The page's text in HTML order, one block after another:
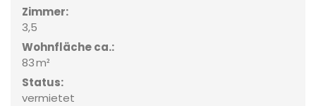
Zimmer:
3,5
Wohnfläche ca.:
83 m²
Status:
vermietet